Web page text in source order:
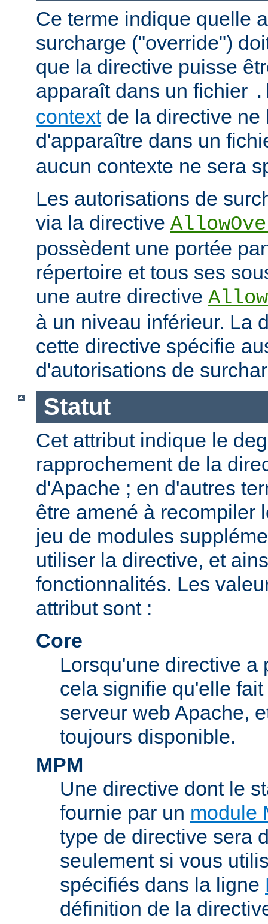
Ce terme indique quelle
surcharge ("override")
que la directive puisse
apparaît dans un fichier
contextde la directive ne
d'apparaître dans un
aucun contexte ne sera
Les autorisations de
via la directive
possèdent une portée
répertoire et tous ses
une autre directive
à un niveau inférieur. La
cette directive spécifie
d'autorisations de
Statut
Cet attribut indique le
rapprochement de la
d'Apache ; en d'autres
être amené à recompiler
jeu de modules
utiliser la directive, et
fonctionnalités. Les
attribut sont :
Core
Lorsqu'une directive a
cela signifie qu'elle
serveur web Apache,
toujours disponible.
MPM
Une directive dont le
fournie par un module
type de directive sera
seulement si vous
spécifiés dans la ligne
définition de la